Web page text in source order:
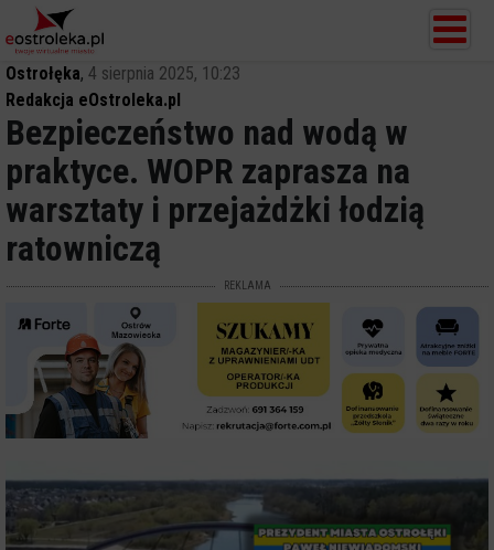
Ostrołęka, 4 sierpnia 2025, 10:23
Redakcja eOstroleka.pl
Bezpieczeństwo nad wodą w
praktyce. WOPR zaprasza na
warsztaty i przejażdżki łodzią
ratowniczą
REKLAMA